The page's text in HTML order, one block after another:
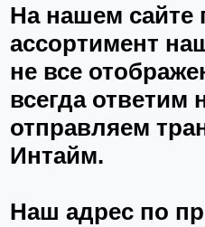
На нашем сайте
ассортимент
не все
всегда
отправляем
Интайм.
Наш адрес по